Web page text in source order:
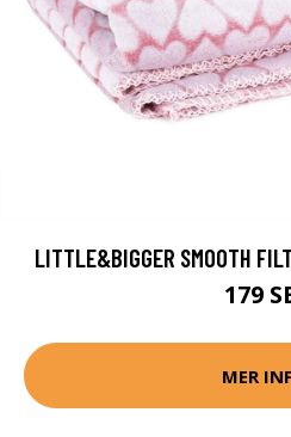
LITTLE&BIGGER SMOOTH
179
MER